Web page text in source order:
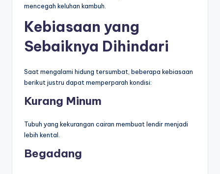
mencegah keluhan kambuh.
Kebiasaan yang
Sebaiknya Dihindari
Saat mengalami hidung tersumbat, beberapa kebiasaan
berikut justru dapat memperparah kondisi:
Kurang Minum
Tubuh yang kekurangan cairan membuat lendir menjadi
lebih kental.
Begadang